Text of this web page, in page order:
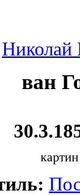
Николай
ван